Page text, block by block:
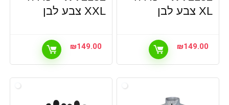
XL צבע לבן
₪149.00
XXL צבע לבן
₪149.00